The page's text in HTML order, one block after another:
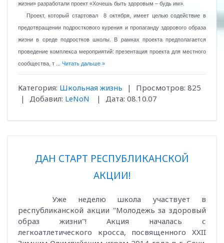
жизни» разработали проект «Хочешь быть здоровым – будь им».
Проект, который стартовал
8 октября, имеет целью содействие в
предотвращении подросткового курения и пропаганду здорового образа
жизни в среде подростков школы. В рамках проекта предполагается
проведение комплекса мероприятий: презентация проекта для местного
сообщества, т
Читать дальше »
Категория: Школьная жизнь | Просмотров: 825
|
Добавил: LeNoN | Дата: 08.10.07
ДАН СТАРТ РЕСПУБЛИКАНСКОЙ
АКЦИИ!
Уже неделю школа участвует в
республиканской акции "Молодежь за здоровый
образ жизни"! Акция началась с
легкоатлетического кросса, посвященного XXII